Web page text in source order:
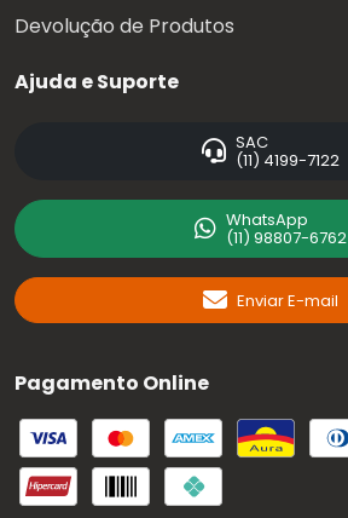
Devolução de Produtos
Ajuda e Suporte
SAC
(11) 4199-7122
WhatsApp
(11) 98807-6762
Enviar E-mail
Pagamento Online